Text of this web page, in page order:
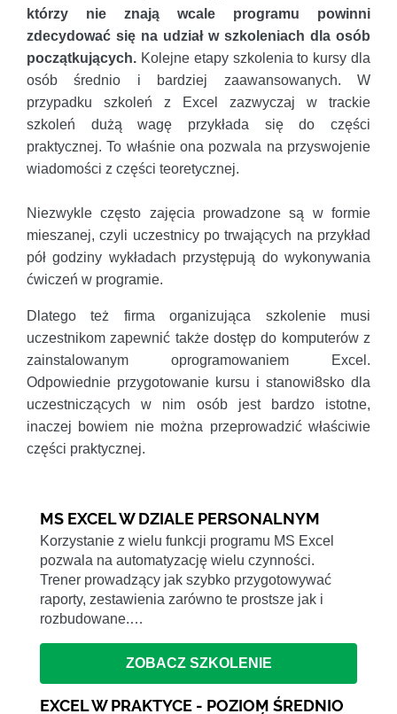
którzy nie znają wcale programu powinni
zdecydować się na udział w szkoleniach dla osób
początkujących. Kolejne etapy szkolenia to kursy dla
osób średnio i bardziej zaawansowanych. W
przypadku szkoleń z Excel zazwyczaj w trackie
szkoleń dużą wagę przykłada się do części
praktycznej. To właśnie ona pozwala na przyswojenie
wiadomości z części teoretycznej.
Niezwykle często zajęcia prowadzone są w formie
mieszanej, czyli uczestnicy po trwających na przykład
pół godziny wykładach przystępują do wykonywania
ćwiczeń w programie.
Dlatego też firma organizująca szkolenie musi
uczestnikom zapewnić także dostęp do komputerów z
zainstalowanym oprogramowaniem Excel.
Odpowiednie przygotowanie kursu i stanowi8sko dla
uczestniczących w nim osób jest bardzo istotne,
inaczej bowiem nie można przeprowadzić właściwie
części praktycznej.
MS EXCEL W DZIALE PERSONALNYM
Korzystanie z wielu funkcji programu MS Excel
pozwala na automatyzację wielu czynności.
Trener prowadzący jak szybko przygotowywać
raporty, zestawienia zarówno te prostsze jak i
rozbudowane.…
ZOBACZ SZKOLENIE
EXCEL W PRAKTYCE - POZIOM ŚREDNIO